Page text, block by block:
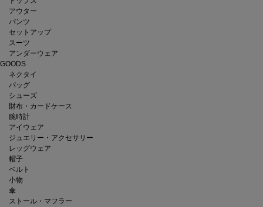
アウター
パンツ
セットアップ
スーツ
アンダーウェア
GOODS
ネクタイ
バッグ
シューズ
財布・カードケース
腕時計
アイウェア
ジュエリー・アクセサリー
レッグウェア
帽子
ベルト
小物
傘
ストール・マフラー